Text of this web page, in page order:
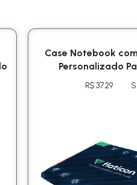
Case Notebook
Personalizado
R$ 37.29